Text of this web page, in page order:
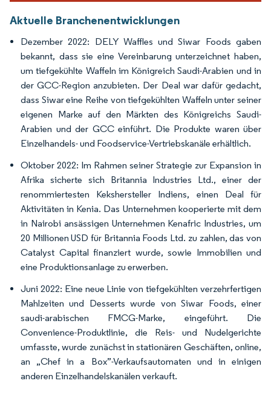
Aktuelle Branchenentwicklungen
Dezember 2022: DELY Waffles und Siwar Foods gaben
bekannt, dass sie eine Vereinbarung unterzeichnet haben,
um tiefgekühlte Waffeln im Königreich Saudi-Arabien und in
der GCC-Region anzubieten. Der Deal war dafür gedacht,
dass Siwar eine Reihe von tiefgekühlten Waffeln unter seiner
eigenen Marke auf den Märkten des Königreichs Saudi-
Arabien und der GCC einführt. Die Produkte waren über
Einzelhandels- und Foodservice-Vertriebskanäle erhältlich.
Oktober 2022: Im Rahmen seiner Strategie zur Expansion in
Afrika sicherte sich Britannia Industries Ltd., einer der
renommiertesten Kekshersteller Indiens, einen Deal für
Aktivitäten in Kenia. Das Unternehmen kooperierte mit dem
in Nairobi ansässigen Unternehmen Kenafric Industries, um
20 Millionen USD für Britannia Foods Ltd. zu zahlen, das von
Catalyst Capital finanziert wurde, sowie Immobilien und
eine Produktionsanlage zu erwerben.
Juni 2022: Eine neue Linie von tiefgekühlten verzehrfertigen
Mahlzeiten und Desserts wurde von Siwar Foods, einer
saudi-arabischen FMCG-Marke, eingeführt. Die
Convenience-Produktlinie, die Reis- und Nudelgerichte
umfasste, wurde zunächst in stationären Geschäften, online,
an „Chef in a Box”-Verkaufsautomaten und in einigen
anderen Einzelhandelskanälen verkauft.